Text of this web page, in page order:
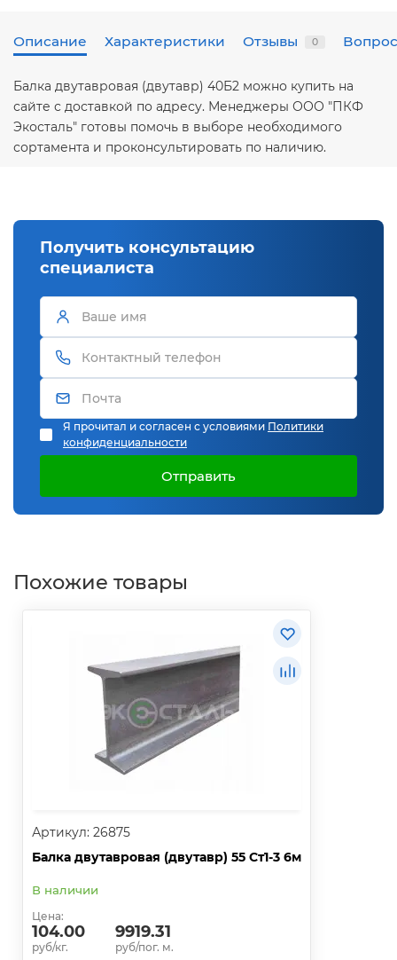
Описание Характеристики Отзывы 0
Балка двутавровая (двутавр) 40Б2 можно купить на
сайте с доставкой по адресу. Менеджеры ООО "ПКФ
Экосталь" готовы помочь в выборе необходимого
сортамента и проконсультировать по наличию.
Получить консультацию
специалиста
Я прочитал и согласен с условиями Политики
конфиденциальности
Отправить
Похожие товары
Артикул: 26875
Балка двутавровая (двутавр) 55 Ст1-3 6м
В наличии
Цена:
104.00
руб/кг.
9919.31
руб/пог. м.